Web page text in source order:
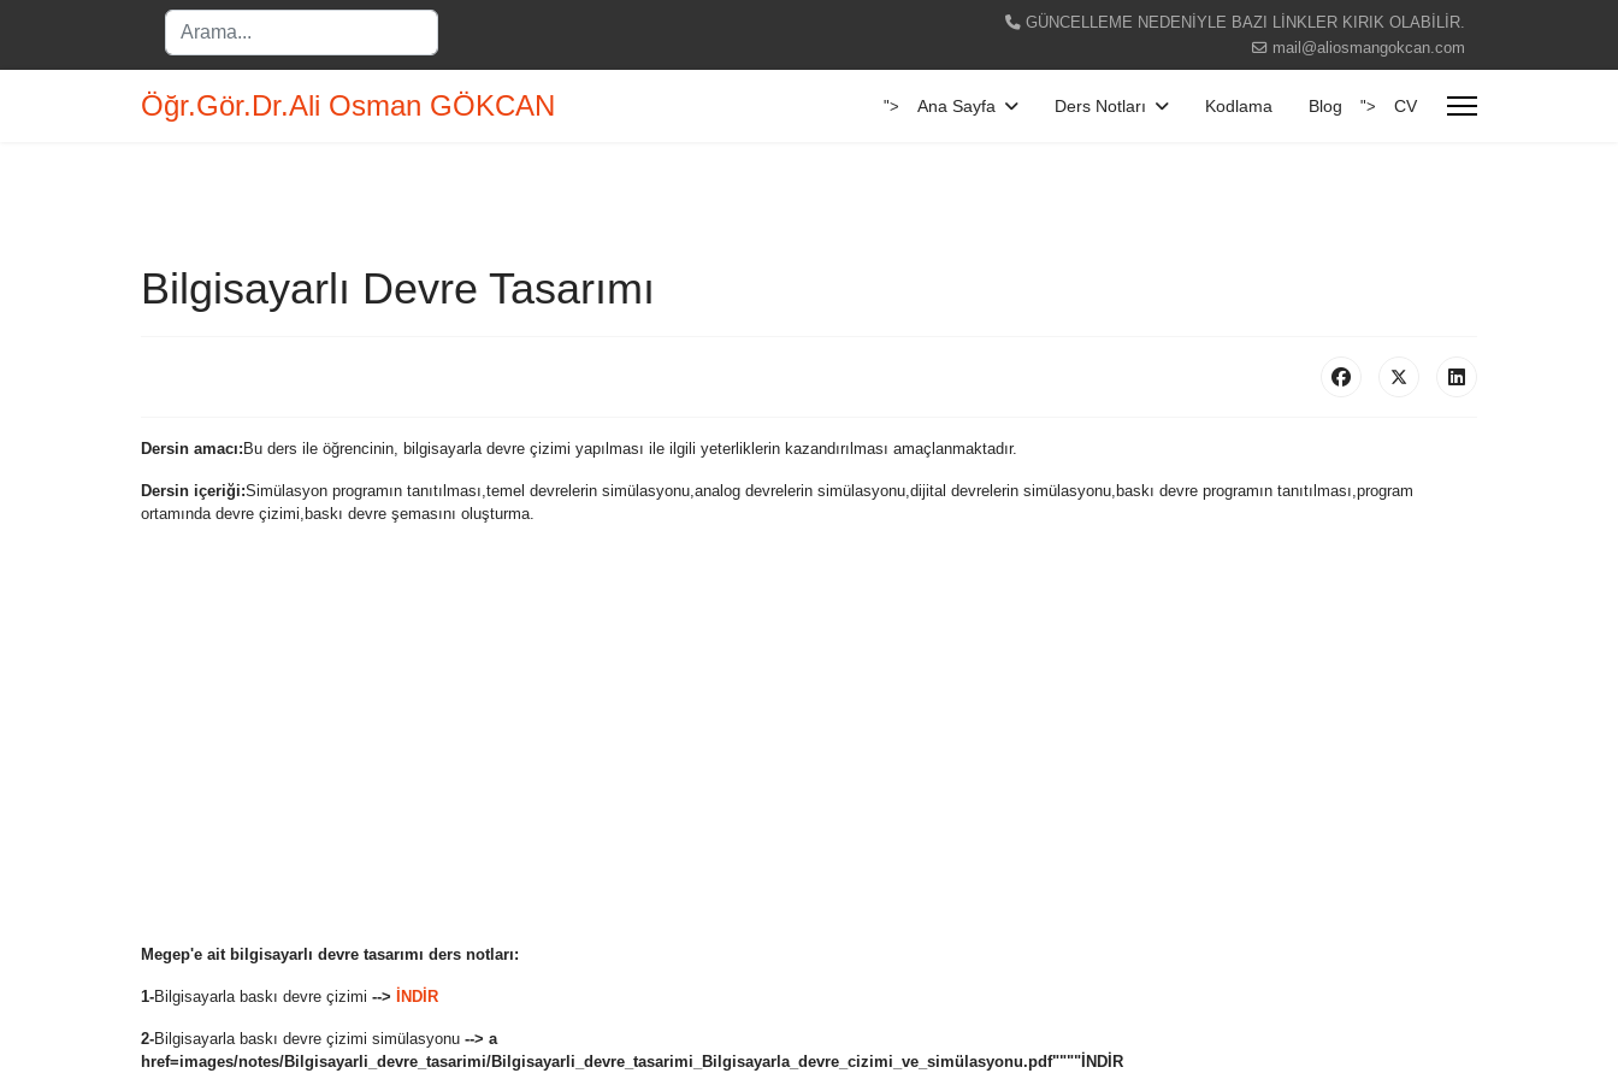
Search
...
GÜNCELLEME NEDENİYLE BAZI LİNKLER KIRIK OLABİLİR.
mail@aliosmangokcan.com
Öğr.Gör.Dr.Ali Osman GÖKCAN "> Ana Sayfa Ders Notları Kodlama Blog "> CV
Bilgisayarlı Devre Tasarımı
Dersin amacı: Bu ders ile öğrencinin, bilgisayarla devre çizimi yapılması ile ilgili yeterliklerin kazandırılması amaçlanmaktadır.
Dersin içeriği:Simülasyon programın tanıtılması,temel devrelerin simülasyonu,analog devrelerin simülasyonu,dijital devrelerin simülasyonu,baskı devre programın tanıtılması,program
ortamında devre çizimi,baskı devre şemasını oluşturma.
Megep'e ait bilgisayarlı devre tasarımı ders notları:
1-Bilgisayarla baskı devre çizimi --> İNDİR
2-Bilgisayarla baskı devre çizimi simülasyonu --> a
href=images/notes/Bilgisayarli_devre_tasarimi/Bilgisayarli_devre_tasarimi_Bilgisayarla_devre_cizimi_ve_simülasyonu.pdf""""İNDİR